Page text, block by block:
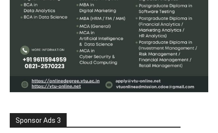
Sponsor Ads 3